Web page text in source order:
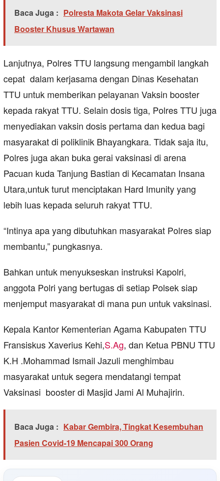
Baca Juga : Polresta Makota Gelar Vaksinasi
Booster Khusus Wartawan
Lanjutnya, Polres TTU langsung mengambil langkah
cepat dalam kerjasama dengan Dinas Kesehatan
TTU untuk memberikan pelayanan Vaksin booster
kepada rakyat TTU. Selain dosis tiga, Polres TTU juga
menyediakan vaksin dosis pertama dan kedua bagi
masyarakat di poliklinik Bhayangkara. Tidak saja itu,
Polres juga akan buka gerai vaksinasi di arena
Pacuan kuda Tanjung Bastian di Kecamatan Insana
Utara,untuk turut menciptakan Hard Imunity yang
lebih luas kepada seluruh rakyat TTU.
“Intinya apa yang dibutuhkan masyarakat Polres siap
membantu,” pungkasnya.
Bahkan untuk menyukseskan instruksi Kapolri,
anggota Polri yang bertugas di setiap Polsek siap
menjemput masyarakat di mana pun untuk vaksinasi.
Kepala Kantor Kementerian Agama Kabupaten TTU
Fransiskus Xaverius Kehi,S.Ag, dan Ketua PBNU TTU
K.H .Mohammad Ismail Jazuli menghimbau
masyarakat untuk segera mendatangi tempat
Vaksinasi booster di Masjid Jami Al Muhajirin.
Baca Juga : Kabar Gembira, Tingkat Kesembuhan
Pasien Covid-19 Mencapai 300 Orang